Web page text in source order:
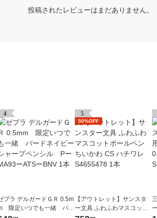
投稿されたレビューはまだありません。
4
ブラ デルガードＧＲ 0.5m
限定いつでも一緒 バー
5
50%OFF
【アウトレット】サンスタ
ー文具 ふわふわマスコット